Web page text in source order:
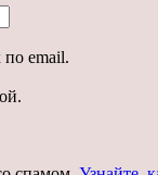
email.